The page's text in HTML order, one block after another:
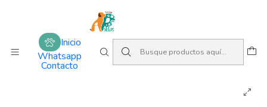
Inicio
Whatsapp
Contacto
Amamos lo que hacemos
Alimentos
Cat Chow Adulto Sabor Pescado